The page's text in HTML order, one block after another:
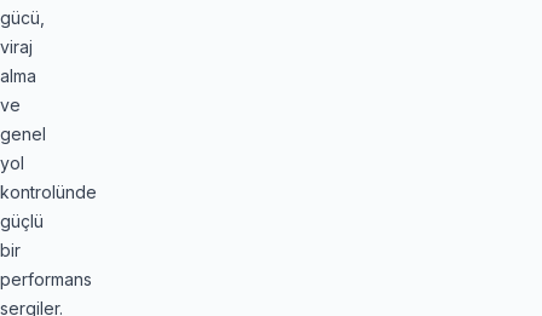
gücü,
viraj
alma
ve
genel
yol
kontrolünde
güçlü
bir
performans
sergiler.